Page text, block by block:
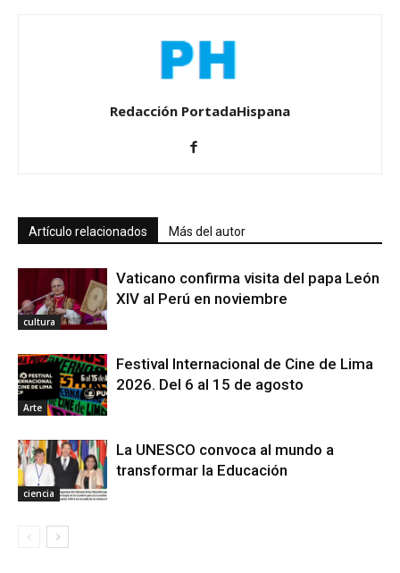
Redacción PortadaHispana
Artículo relacionados Más del autor
cultura
Vaticano confirma visita del papa León
XIV al Perú en noviembre
Arte
Festival Internacional de Cine de Lima
2026. Del 6 al 15 de agosto
ciencia
La UNESCO convoca al mundo a
transformar la Educación